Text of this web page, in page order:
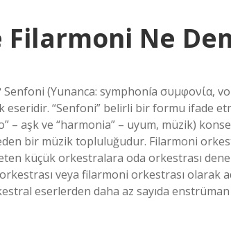
Filarmoni Ne
Senfoni (Yunanca: symphonía συμφονία,
“Senfoni” belirli bir formu ifade
– aşk ve “harmonia” – uyum, müzik)
bir müzik topluluğudur. Filarmoni
küçük orkestralara oda orkestrası
veya filarmoni orkestrası olarak
eserlerden daha az sayıda